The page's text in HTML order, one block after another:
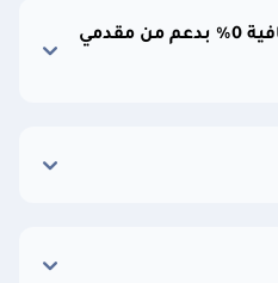
خطة السداد الميسر الإضافية 0% بدعم من مقدمي